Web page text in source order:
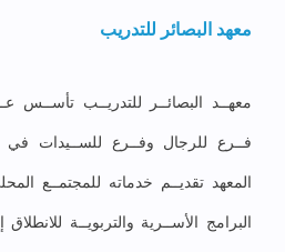
معهد البصائر للتدريب
فــرع للرجال وفــرع للســيدات في
المعهد تقديــم خدماته للمجتمــع
البرامج الأســرية والتربويــة